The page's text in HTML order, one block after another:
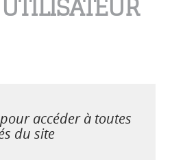
accéder à toutes
du site